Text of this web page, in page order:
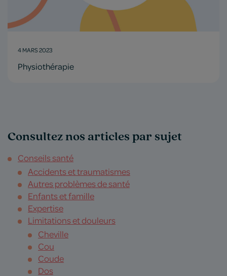
4 MARS 2023
Physiothérapie
Consultez nos articles par sujet
Conseils santé
Accidents et traumatismes
Autres problèmes de santé
Enfants et famille
Expertise
Limitations et douleurs
Cheville
Cou
Coude
Dos